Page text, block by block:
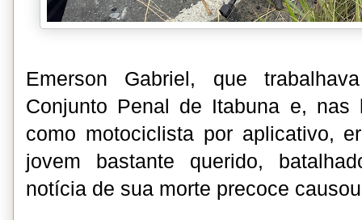
Emerson Gabriel, que
Conjunto Penal de Itabuna e, nas
como motociclista por aplicativo,
jovem bastante querido,
notícia de sua morte precoce